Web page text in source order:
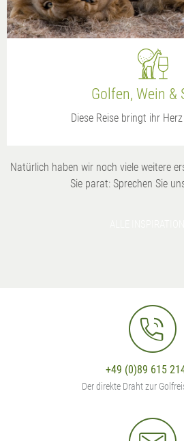
Golfen, Wein &
Diese Reise bringt ihr
Natürlich haben wir noch viele weitere
Sie parat: Sprechen Sie
+49 (0)89 615
Der direkte Draht zur